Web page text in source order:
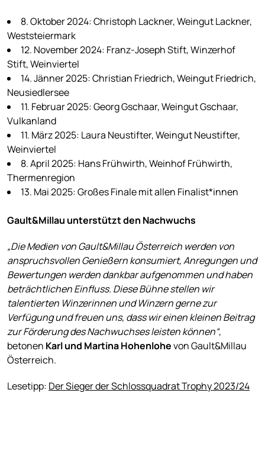
8. Oktober 2024: Christoph Lackner, Weingut Lackner,
Weststeiermark
12. November 2024: Franz-Joseph Stift, Winzerhof
Stift, Weinviertel
14. Jänner 2025: Christian Friedrich, Weingut Friedrich,
Neusiedlersee
11. Februar 2025: Georg Gschaar, Weingut Gschaar,
Vulkanland
11. März 2025: Laura Neustifter, Weingut Neustifter,
Weinviertel
8. April 2025: Hans Frühwirth, Weinhof Frühwirth,
Thermenregion
13. Mai 2025: Großes Finale mit allen Finalist*innen
Gault&Millau unterstützt den Nachwuchs
„Die Medien von Gault&Millau Österreich werden von
anspruchsvollen Genießern konsumiert, Anregungen und
Bewertungen werden dankbar aufgenommen und haben
beträchtlichen Einfluss. Diese Bühne stellen wir
talentierten Winzerinnen und Winzern gerne zur
Verfügung und freuen uns, dass wir einen kleinen Beitrag
zur Förderung des Nachwuchses leisten können“,
betonen Karl und Martina Hohenlohevon Gault&Millau
Österreich.
Lesetipp: Der Sieger der Schlossquadrat Trophy 2023/24